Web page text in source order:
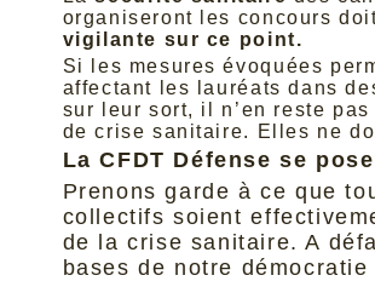
organiseront les concours
vigilante sur ce point.
Si les mesures évoquées
affectant les lauréats dans
sur leur sort, il n’en reste
de crise sanitaire. Elles ne
La CFDT Défense se
Prenons garde à ce que
collectifs soient
de la crise sanitaire. A
bases de notre